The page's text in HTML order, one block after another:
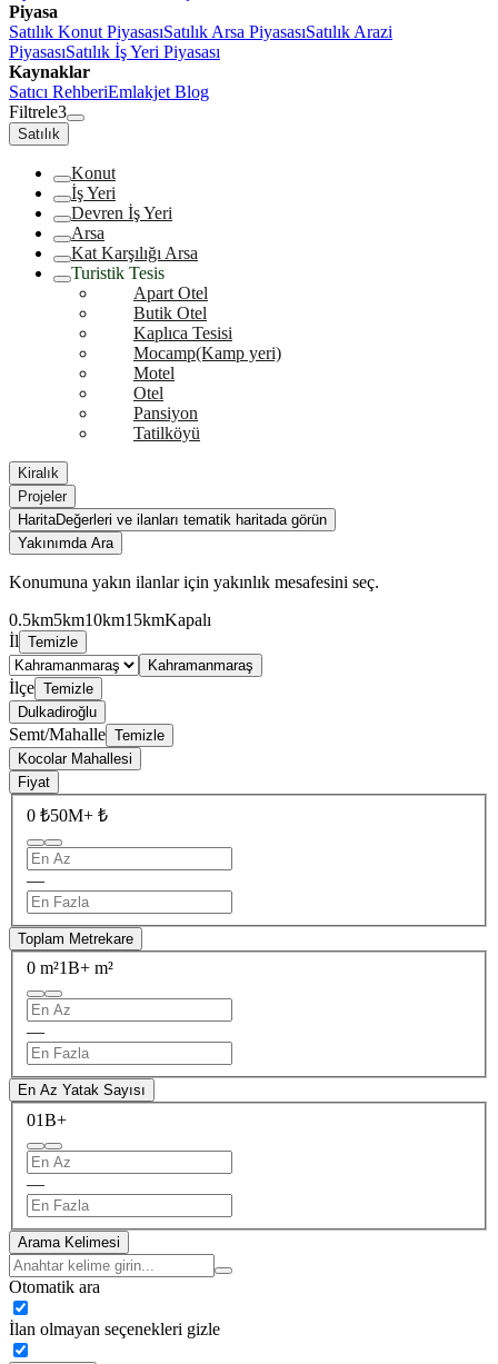
Piyasa
Satılık Konut PiyasasıSatılık Arsa PiyasasıSatılık Arazi
PiyasasıSatılık İş Yeri Piyasası
Kaynaklar
Satıcı RehberiEmlakjet Blog
Filtrele3
Satılık
Konut
İş Yeri
Devren İş Yeri
Arsa
Kat Karşılığı Arsa
Turistik Tesis
Apart Otel
Butik Otel
Kaplıca Tesisi
Mocamp(Kamp yeri)
Motel
Otel
Pansiyon
Tatilköyü
Kiralık
Projeler
HaritaDeğerleri ve ilanları tematik haritada görün
Yakınımda Ara
Konumuna yakın ilanlar için yakınlık mesafesini seç.
0.5km5km10km15kmKapalı
İl Temizle
Kahramanmaraş
İlçe Temizle
Dulkadiroğlu
Semt/Mahalle Temizle
Kocolar Mahallesi
Fiyat
0 ₺50M+ ₺
—
Toplam Metrekare
0 m²1B+ m²
—
En Az Yatak Sayısı
01B+
—
Arama Kelimesi
Otomatik ara
İlan olmayan seçenekleri gizle